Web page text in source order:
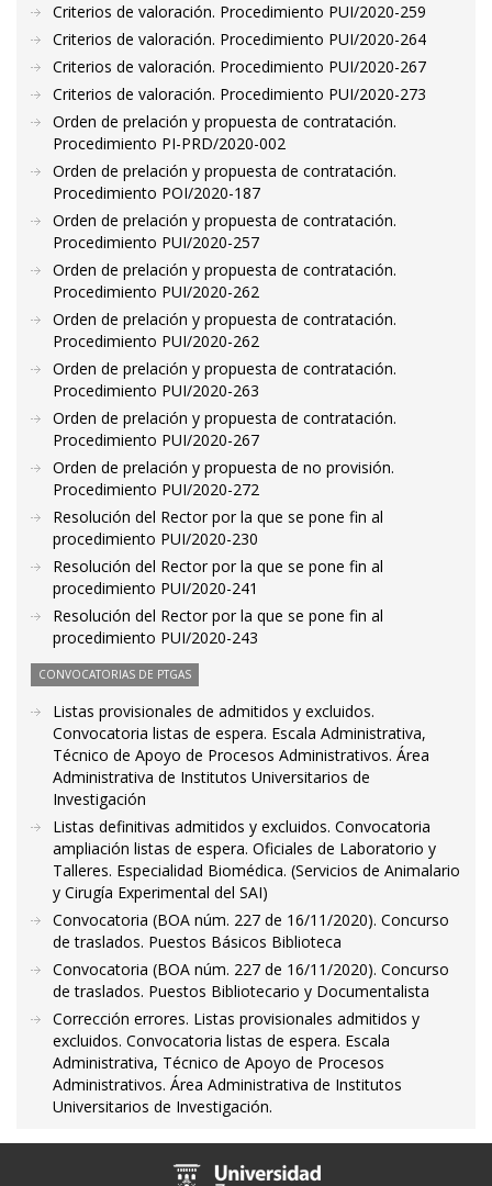
Criterios de valoración. Procedimiento PUI/2020-259
Criterios de valoración. Procedimiento PUI/2020-264
Criterios de valoración. Procedimiento PUI/2020-267
Criterios de valoración. Procedimiento PUI/2020-273
Orden de prelación y propuesta de contratación.
Procedimiento PI-PRD/2020-002
Orden de prelación y propuesta de contratación.
Procedimiento POI/2020-187
Orden de prelación y propuesta de contratación.
Procedimiento PUI/2020-257
Orden de prelación y propuesta de contratación.
Procedimiento PUI/2020-262
Orden de prelación y propuesta de contratación.
Procedimiento PUI/2020-262
Orden de prelación y propuesta de contratación.
Procedimiento PUI/2020-263
Orden de prelación y propuesta de contratación.
Procedimiento PUI/2020-267
Orden de prelación y propuesta de no provisión.
Procedimiento PUI/2020-272
Resolución del Rector por la que se pone fin al
procedimiento PUI/2020-230
Resolución del Rector por la que se pone fin al
procedimiento PUI/2020-241
Resolución del Rector por la que se pone fin al
procedimiento PUI/2020-243
CONVOCATORIAS DE PTGAS
Listas provisionales de admitidos y excluidos.
Convocatoria listas de espera. Escala Administrativa,
Técnico de Apoyo de Procesos Administrativos. Área
Administrativa de Institutos Universitarios de
Investigación
Listas definitivas admitidos y excluidos. Convocatoria
ampliación listas de espera. Oficiales de Laboratorio y
Talleres. Especialidad Biomédica. (Servicios de Animalario
y Cirugía Experimental del SAI)
Convocatoria (BOA núm. 227 de 16/11/2020). Concurso
de traslados. Puestos Básicos Biblioteca
Convocatoria (BOA núm. 227 de 16/11/2020). Concurso
de traslados. Puestos Bibliotecario y Documentalista
Corrección errores. Listas provisionales admitidos y
excluidos. Convocatoria listas de espera. Escala
Administrativa, Técnico de Apoyo de Procesos
Administrativos. Área Administrativa de Institutos
Universitarios de Investigación.